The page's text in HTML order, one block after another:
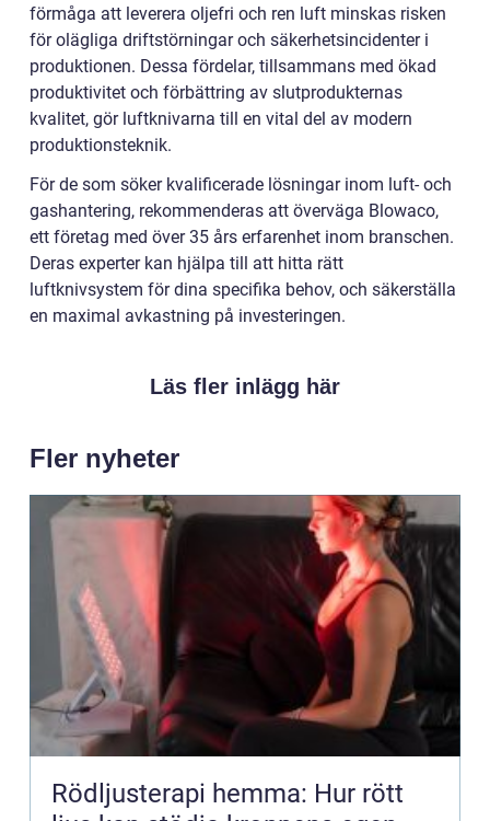
förmåga att leverera oljefri och ren luft minskas risken
för olägliga driftstörningar och säkerhetsincidenter i
produktionen. Dessa fördelar, tillsammans med ökad
produktivitet och förbättring av slutprodukternas
kvalitet, gör luftknivarna till en vital del av modern
produktionsteknik.
För de som söker kvalificerade lösningar inom luft- och
gashantering, rekommenderas att överväga Blowaco,
ett företag med över 35 års erfarenhet inom branschen.
Deras experter kan hjälpa till att hitta rätt
luftknivsystem för dina specifika behov, och säkerställa
en maximal avkastning på investeringen.
Läs fler inlägg här
Fler nyheter
Rödljusterapi hemma: Hur rött